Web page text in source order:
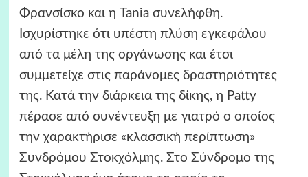
Φρανσίσκο και η Tania συνελήφθη.
Ισχυρίστηκε ότι υπέστη πλύση εγκεφάλου
από τα μέλη της οργάνωσης και έτσι
συμμετείχε στις παράνομες δραστηριότητες
της. Κατά την διάρκεια της δίκης, η Patty
πέρασε από συνέντευξη με γιατρό ο οποίος
την χαρακτήρισε «κλασσική περίπτωση»
Συνδρόμου Στοκχόλμης. Στο Σύνδρομο της